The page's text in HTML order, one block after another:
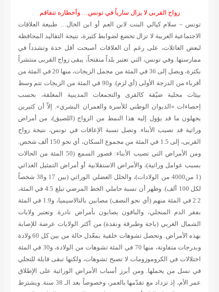
زواج القربى لا يزال سارياً في تونس… وأخطاره تتفاقم
تونس – سلام كيالي البنت لابن العم أو ابن الخال… طبيعة العلاقات
الاجتماعية العربية لا تزال تخضع لضوابط كثيرة، نتيجة التقاليد المحافظة
لبعض العائلات، على رغم أن العلاقات أصبحت أقل حدة وتشدداً في
ممارستها. وفي تونس، التي تعتبر بلداً منفتحاً، يبقى زواج القربى منتشراً
بكثرة، ويصل إلى 36 في المئة من مجمل الزيجات، منها 20 في المئة من
أقرباء من الدرجة الأولى (أي لزم). و90 في المئة من الزيجات تتم وسط
بيئات محلية ضيّقة كالقرى والتجمعات المدينية المغلقة، بحسب
إحصاءات «الديوان الوطني للأسرة والعمران البشري». إلاّ أن كثيرين
يجهلون ما قد يؤول إليه هذا النمط من الزواج (اللصيق)، من أمراض
وراثية قد تصيب الأبناء. وتصل نسبة الإعاقات في تونس، نتيجة زواج
القربى، إلى 1.5 في المئة من مجموع السكان، أي نحو 150 ألف شخص.
ومن الأمراض التي تصيب الأبناء: قصور السمع (50 المئة من الحالات
بسبب عوامل وراثية)، والأمراض الاستقلابية أو أمراض التمثيل الغذائي
(1 من4000 من الولادات)، والخلل العضلي الوراثي (بين 17 و38 شخصاً
لكل 100 ألف). وظهر أن نسبة حاملي الخط المرضي تبلغ 4.5 في المئة،
2.2 في المئة منهم (أي نحو النصف) مصابين بالتالاسيميا، و1.9 في المئة
بفقر الدم المنجلي، والباقون يصابون بأمراض نادرة. وتعتبر ولايات
الشمال الغربي (باجة وطبرقة ونفذة) من أكثر الولايات عرضة للإصابة
بهذه الأمراض. وتحصل تشوهات خلقية بمعّدل حالة من بين كل 60 ولادة
وبدرجات متفاوتة، منها 70 في المئة تشوهات من الولادة، و30 في المئة
اختلالات في الكروموزومات لا تصبح تشوهات، ولكنها تبقى قابلة للتجلي
في نسل من يحملها. ومن أبرز أسباب الأمراض الوراثية على الإطلاق
عمر الأم، إذ تزداد مع تقدّمها بالعمر، وخصوصاً بعد الـ 38 سنة. ويشترط